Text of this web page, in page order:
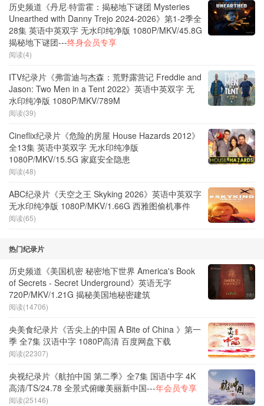
历史频道《丹尼·特雷霍：揭秘地下谜团 Mysteries
Unearthed with Danny Trejo 2024-2026》第1-2季全
28集 英语中英双字 无水印纯净版 1080P/MKV/45.8G
揭秘地下谜团---终身会员专享
阅读(4)
ITV纪录片《弗雷迪与杰森：荒野露营记 Freddie and
Jason: Two Men in a Tent 2022》英语中英双字 无
水印纯净版 1080P/MKV/789M
阅读(39)
Cineflix纪录片《危险的房屋 House Hazards 2012》
全13集 英语中英双字 无水印纯净版
1080P/MKV/15.5G 家庭安全隐患
阅读(48)
ABC纪录片《天空之王 Skyking 2026》英语中英双字
无水印纯净版 1080P/MKV/1.66G 西雅图偷机事件
阅读(65)
热门纪录片
历史频道《美国机密 秘密地下世界 America's Book
of Secrets - Secret Underground》英语无字
720P/MKV/1.21G 揭秘美国地秘密建筑
阅读(14706)
央美食纪录片《舌尖上的中国 A Bite of China 》第一
季 全7集 汉语中字 1080P高清 百度网盘下载
阅读(22307)
央视纪录片《航拍中国 第二季》全7集 国语中字 4K
高清/TS/24.78 全景式俯瞰美丽新中国---年会员专享
阅读(25146)